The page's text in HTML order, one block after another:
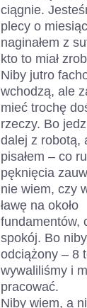
ciągnie.
plecy o
naginałem z
kto to miał
Niby jutro
wchodzą, ale
mieć trochę
rzeczy. Bo
dalej z robotą,
pisałem – co
pęknięcia
nie wiem, czy
ławę na około
fundamentów,
spokój. Bo
odciążony – 8
wywaliliśmy i
pracować.
Niby wiem, a